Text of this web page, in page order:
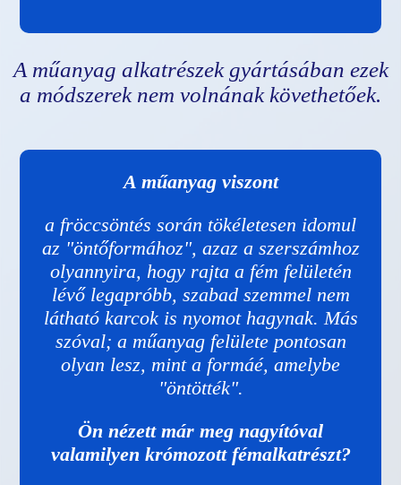
A műanyag alkatrészek gyártásában ezek
a módszerek nem volnának követhetőek.
A műanyag viszont
a fröccsöntés során tökéletesen idomul
az "öntőformához", azaz a szerszámhoz
olyannyira, hogy rajta a fém felületén
lévő legapróbb, szabad szemmel nem
látható karcok is nyomot hagynak. Más
szóval; a műanyag felülete pontosan
olyan lesz, mint a formáé, amelybe
"öntötték".
Ön nézett már meg nagyítóval
valamilyen krómozott fémalkatrészt?